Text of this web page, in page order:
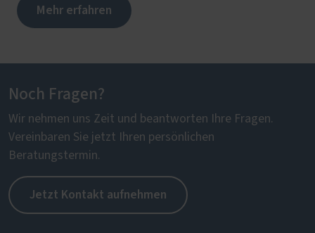
Mehr erfahren
Noch Fragen?
Wir nehmen uns Zeit und beantworten Ihre Fragen.
Vereinbaren Sie jetzt Ihren persönlichen
Beratungstermin.
Jetzt Kontakt aufnehmen